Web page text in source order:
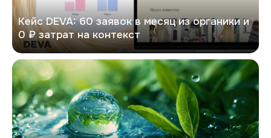
Кейс DEVA: 60 заявок в месяц из органики и
0 ₽ затрат на контекст
Экоривер